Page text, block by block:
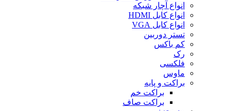
انواع آچار شبکه
انواع کابل HDMI
انواع کابل VGA
تستر دوربین
کم باکس
رک
فلکسی
ماوس
براکت و پایه
براکت خم
براکت صاف